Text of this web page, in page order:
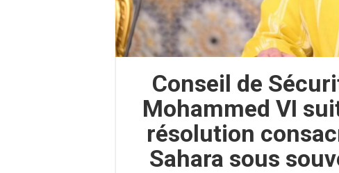
Conseil de
Mohammed VI
résolution
Sahara sous